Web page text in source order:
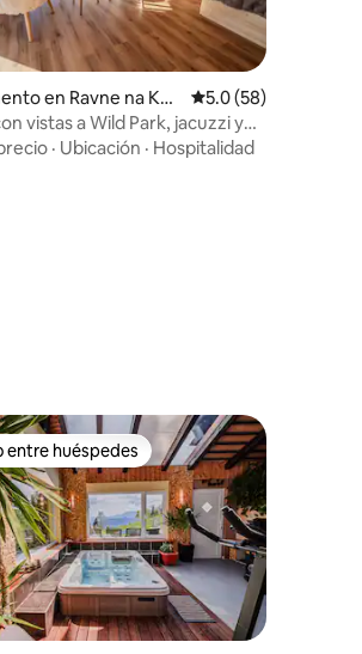
de 5, 48 reseñas
en Ravne na Kor
Calificación
5.0 (58)
vistas a Wild Park, jacuzzi y
· Ubicación · Hospitalidad
entre huéspedes
entre huéspedes